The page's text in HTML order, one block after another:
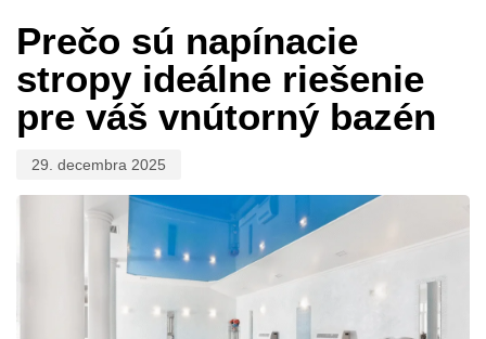
Prečo sú napínacie
stropy ideálne riešenie
pre váš vnútorný bazén
29. decembra 2025